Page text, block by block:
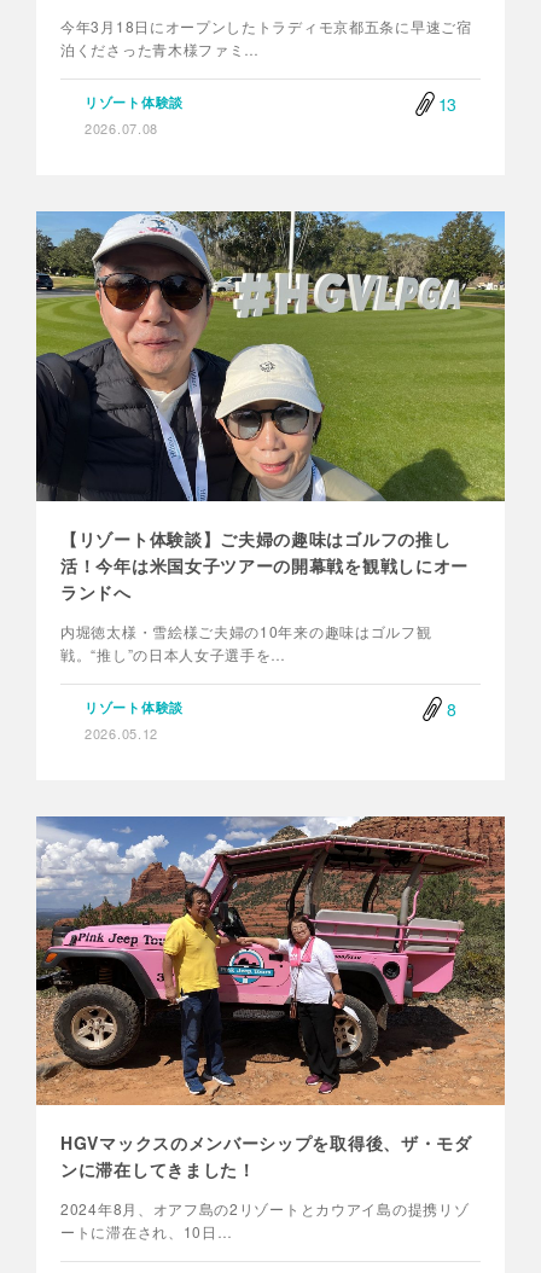
今年3月18日にオープンしたトラディモ京都五条に早速ご宿
泊くださった青木様ファミ…
リゾート体験談
2026.07.08
13
【リゾート体験談】ご夫婦の趣味はゴルフの推し
活！今年は米国女子ツアーの開幕戦を観戦しにオー
ランドへ
内堀徳太様・雪絵様ご夫婦の10年来の趣味はゴルフ観
戦。“推し”の日本人女子選手を…
リゾート体験談
2026.05.12
8
HGVマックスのメンバーシップを取得後、ザ・モダ
ンに滞在してきました！
2024年8月、オアフ島の2リゾートとカウアイ島の提携リゾ
ートに滞在され、10日…